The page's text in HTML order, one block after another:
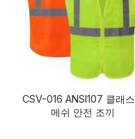
CSV-016 ANSI107 클래
메쉬 안전 조끼